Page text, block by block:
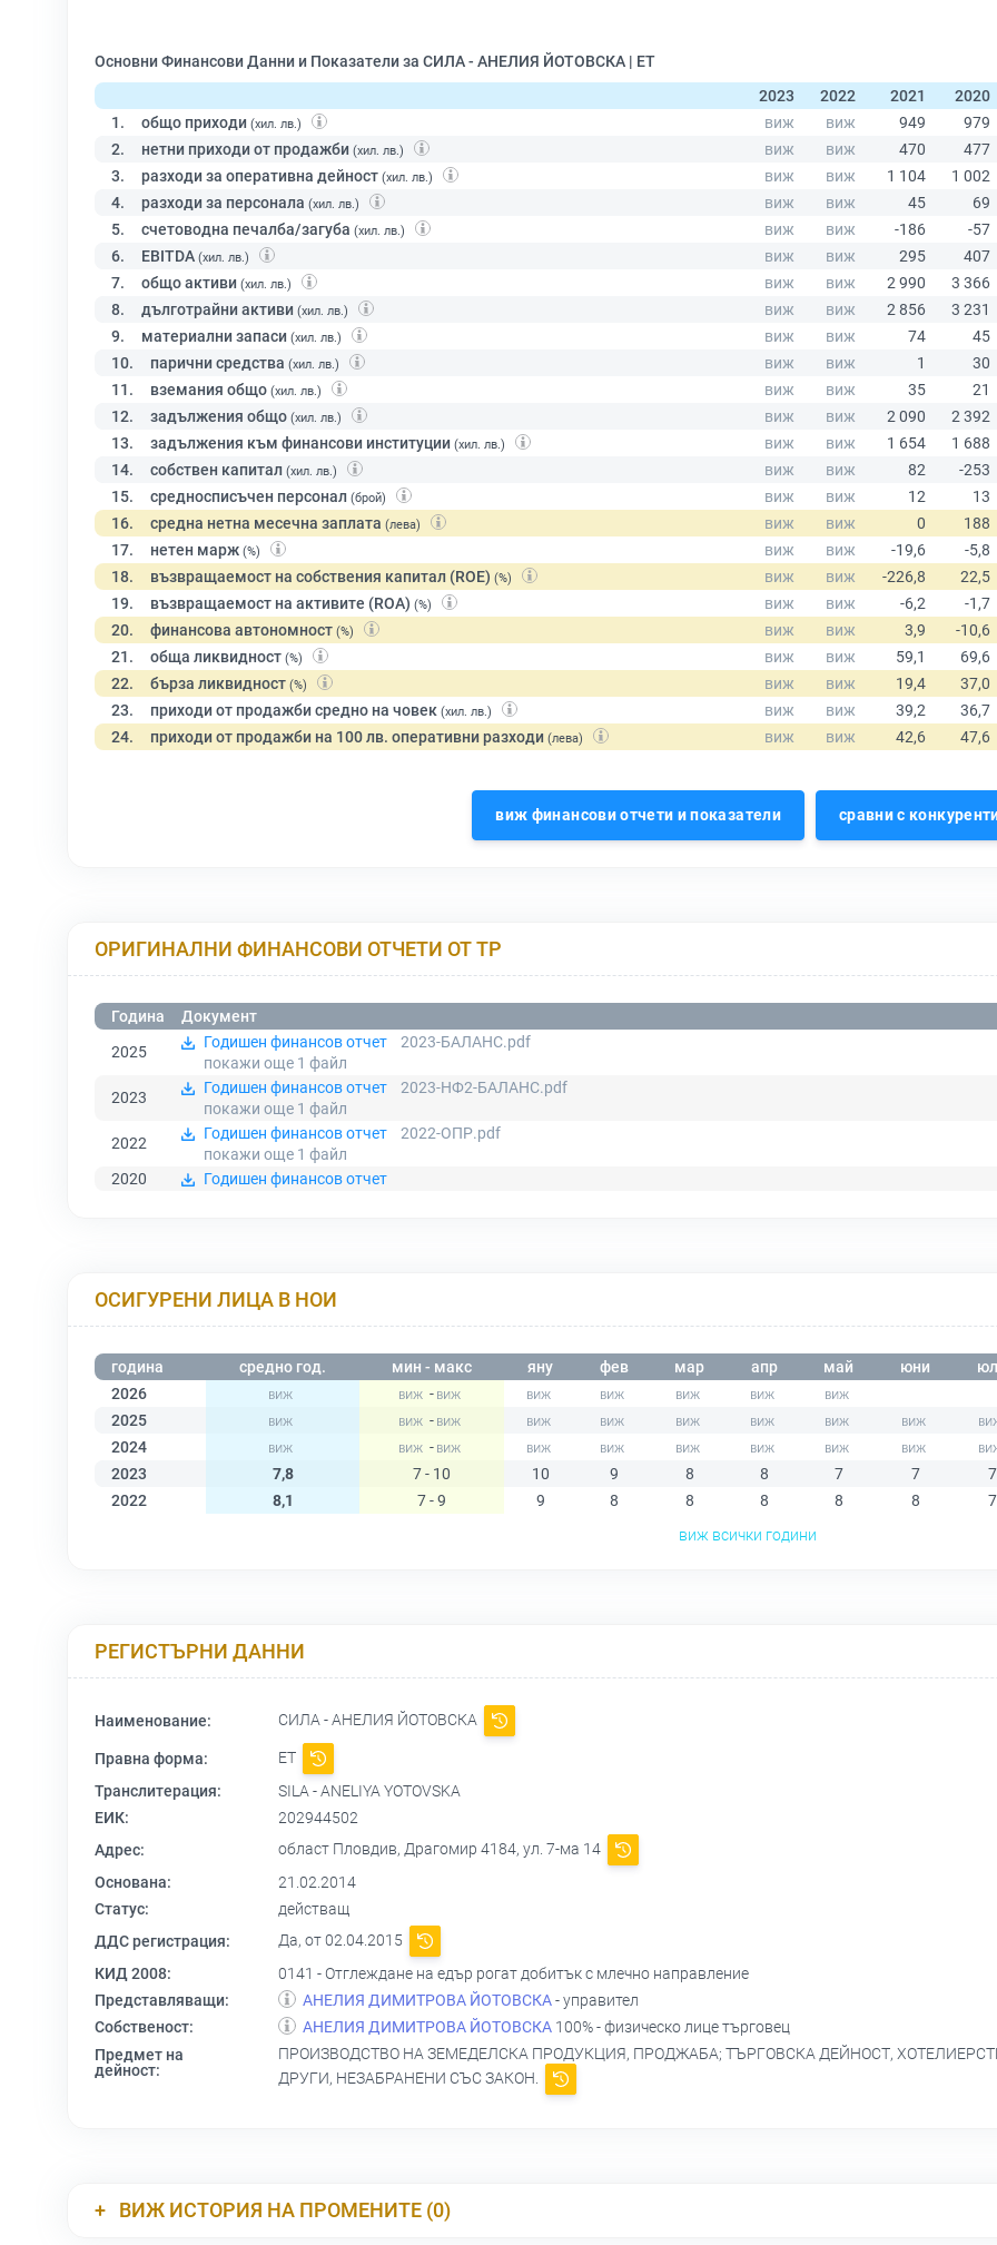
Основни Финансови Данни и Показатели за СИЛА - АНЕЛИЯ ЙОТОВСКА | ЕТ
2023
2022 2021
2020
1.
общо приходи (хил. лв.)
2. нетни приходи от продажби (хил. лв.)
3. разходи за оперативна дейност (хил. лв.)
4. разходи за персонала (хил. лв.)
5. счетоводна печалба/загуба (хил. лв.)
6. EBITDA (хил. лв.)
7. общо активи (хил. лв.)
8. дълготрайни активи (хил. лв.)
9. материални запаси (хил. лв.)
10. парични средства (хил. лв.)
11. вземания общо (хил. лв.)
12. задължения общо (хил. лв.)
13. задължения към финансови институции (хил. лв.)
14. собствен капитал (хил. лв.)
15. средносписъчен персонал (брой)
16. средна нетна месечна заплата (лева)
17. нетен марж (%)
18. възвращаемост на собствения капитал (ROE) (%)
19. възвращаемост на активите (ROA) (%)
20. финансова автономност (%)
21. обща ликвидност (%)
22. бърза ликвидност (%)
23. приходи от продажби средно на човек (хил. лв.)
24. приходи от продажби на 100 лв. оперативни разходи (лева)
виж финансови отчети и показатели сравни с
ОРИГИНАЛНИ ФИНАНСОВИ ОТЧЕТИ ОТ ТР
Година
Документ
2025
Годишен финансов отчет
2023-БАЛАНС.pdf
покажи още 1 файл
2023
Годишен финансов отчет
2023-НФ2-БАЛАНС.pdf
покажи още 1 файл
2022
Годишен финансов отчет
2022-ОПР.pdf
покажи още 1 файл
2020
Годишен финансов отчет
ОСИГУРЕНИ ЛИЦА В НОИ
година средно год. мин - макс яну фев мар апр май юни
2026
-
2025
-
2024
-
2023
7,8 7 - 10 10 9 8 8 7 7
7
2022
8,1 7 - 9 9 8 8 8 8 8
7
виж всички години
РЕГИСТЪРНИ ДАННИ
Наименование: СИЛА - АНЕЛИЯ ЙОТОВСКА
Правна форма:
ЕТ
Транслитерация:
SILA - ANELIYA YOTOVSKA
ЕИК:
202944502
Адрес:
област Пловдив, Драгомир 4184, ул. 7-ма 14
Основана:
21.02.2014
Статус:
действащ
ДДС регистрация:
Да, от 02.04.2015
КИД 2008:
0141 - Отглеждане на едър рогат добитък с млечно направление
Представляващи:
АНЕЛИЯ ДИМИТРОВА ЙОТОВСКА- управител
Собственост:
АНЕЛИЯ ДИМИТРОВА ЙОТОВСКА 100% - физическо лице търговец
Предмет на
дейност:
ПРОИЗВОДСТВО НА ЗЕМЕДЕЛСКА ПРОДУКЦИЯ, ПРОДЖАБА; ТЪРГОВСКА ДЕЙНОСТ,
ДРУГИ, НЕЗАБРАНЕНИ СЪС ЗАКОН.
ВИЖ ИСТОРИЯ НА ПРОМЕНИТЕ (0)